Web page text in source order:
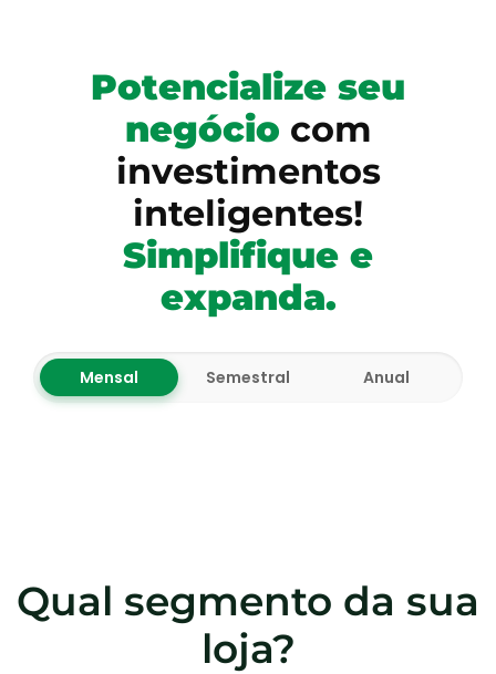
Potencialize seu
negócio com
investimentos
inteligentes!
Simplifique e
expanda.
Mensal Semestral Anual
Qual segmento da sua
loja?